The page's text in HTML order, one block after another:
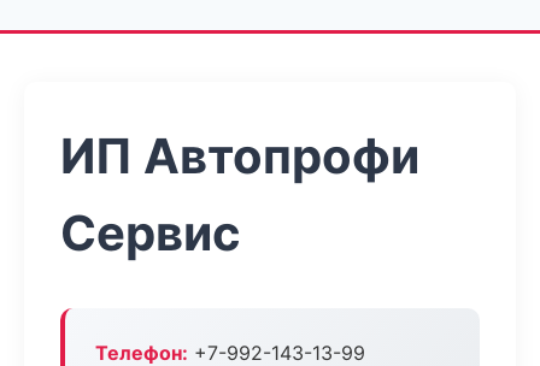
ИП Автопрофи
Сервис
Телефон: +7-992-143-13-99